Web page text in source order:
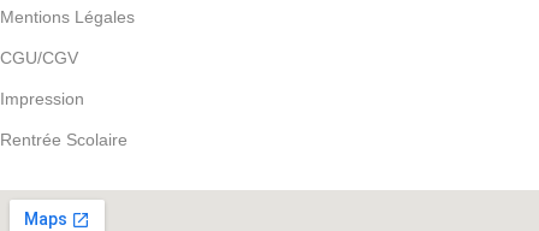
Mentions Légales
CGU/CGV
Impression
Rentrée Scolaire